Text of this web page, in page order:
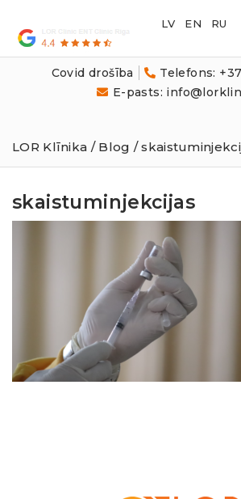
Covid drošība
Telefons:
E-pasts:
LOR
Klīnika
LOR Klīnika / Blog /
skaistuminjekcijas